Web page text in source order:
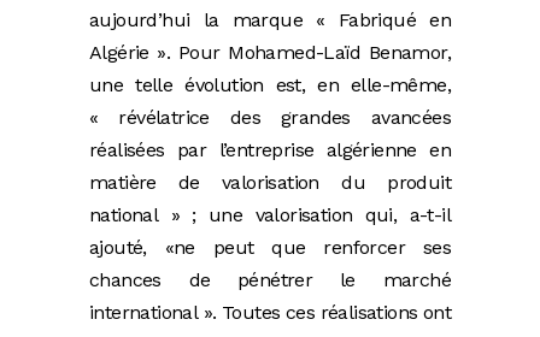
aujourd’hui la marque « Fabriqué en
Algérie ». Pour Mohamed-Laïd Benamor,
une telle évolution est, en elle-même,
« révélatrice des grandes avancées
réalisées par l’entreprise algérienne en
matière de valorisation du produit
national » ; une valorisation qui, a-t-il
ajouté, «ne peut que renforcer ses
chances de pénétrer le marché
international ». Toutes ces réalisations ont